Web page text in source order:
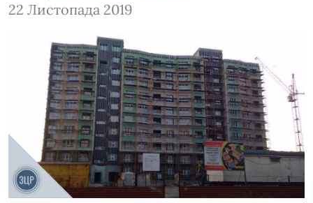
22 Листопада 2019
Зображення завантажується